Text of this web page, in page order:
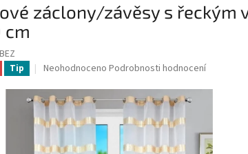
záclony/závěsy s řeckým
cm
Tip
Průměrné
produktu
je
0,0
5
Neohodnoceno Podrobnosti hodnocení